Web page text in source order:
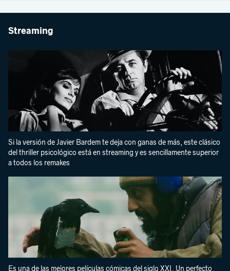
Streaming
Si la versión de Javier Bardem te deja con ganas de más, este clásico
del thriller psicológico está en streaming y es sencillamente superior
a todos los remakes
Es una de las mejores películas cómicas del siglo XXI. Un perfecto